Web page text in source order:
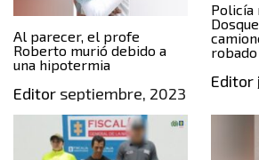
Al parecer, el profe
Roberto murió debido a
una hipotermia
Editor septiembre, 2023
Policía
Editor